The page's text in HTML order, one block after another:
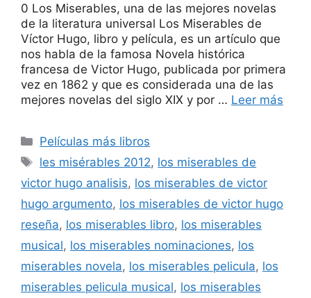
0 Los Miserables, una de las mejores novelas
de la literatura universal Los Miserables de
Víctor Hugo, libro y película, es un artículo que
nos habla de la famosa Novela histórica
francesa de Victor Hugo, publicada por primera
vez en 1862 y que es considerada una de las
mejores novelas del siglo XIX y por … Leer más
Categorías
Películas más libros
Etiquetas
les misérables 2012, los miserables de
victor hugo analisis, los miserables de victor
hugo argumento, los miserables de victor hugo
reseña, los miserables libro, los miserables
musical, los miserables nominaciones, los
miserables novela, los miserables pelicula, los
miserables pelicula musical, los miserables